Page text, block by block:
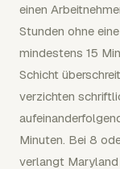
einen
Stunden ohne
mindestens 15
Schicht
verzichten
Minuten. Bei 8
verlangt